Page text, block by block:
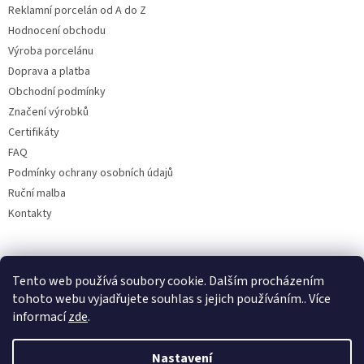
Tento web používá soubory cookie. Dalším procházením
tohoto webu vyjadřujete souhlas s jejich používáním.. Více
informacízde.
Nastavení
Reklamní porcelán od A do Z
Hodnocení obchodu
Výroba porcelánu
Doprava a platba
Obchodní podmínky
Značení výrobků
Certifikáty
FAQ
Podmínky ochrany osobních údajů
Ruční malba
Kontakty
Facebook